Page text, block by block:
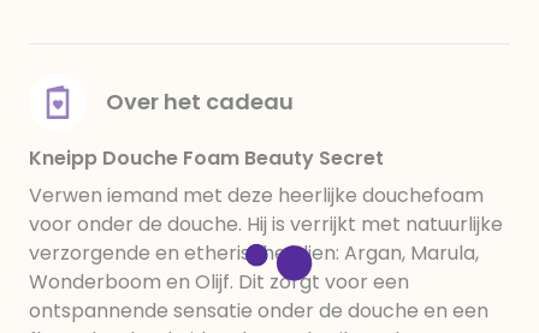
Over het cadeau
Kneipp Douche Foam Beauty Secret
Verwen iemand met deze heerlijke douchefoam
voor onder de douche. Hij is verrijkt met natuurlijke
verzorgende en etherische olien: Argan, Marula,
Wonderboom en Olijf. Dit zorgt voor een
ontspannende sensatie onder de douche en een